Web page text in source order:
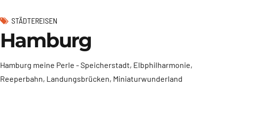
STÄDTEREISEN
Hamburg
Hamburg meine Perle - Speicherstadt, Elbphilharmonie,
Reeperbahn, Landungsbrücken, Miniaturwunderland